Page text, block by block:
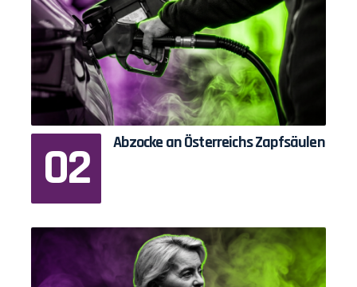
Abzocke an Österreichs Zapfsäulen